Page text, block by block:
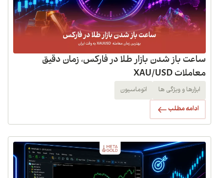
ساعت باز شدن بازار طلا در فارکس، زمان دقیق
معاملات XAU/USD
ابزارها و ویژگی ها اتوماسیون
ادامه مطلب